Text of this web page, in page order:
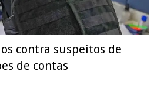
contra suspeitos de
de contas